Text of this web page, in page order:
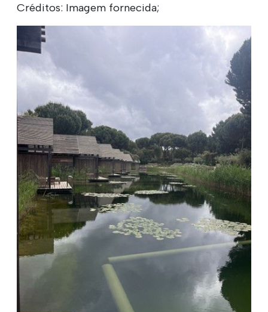
Créditos: Imagem fornecida;